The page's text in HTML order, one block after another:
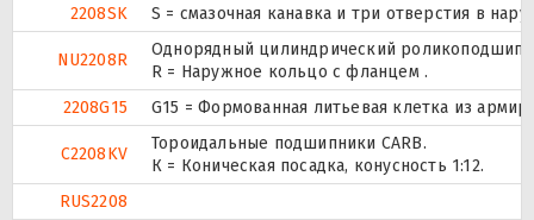
2208SK
S = смазочная канавка и три отверстия в
NU2208R
Однорядный цилиндрический
R = Наружное кольцо с фланцем .
2208G15
G15 = Формованная литьевая клетка из
C2208KV
Тороидальные подшипники CARB.
К = Коническая посадка, конусность 1:12.
RUS2208